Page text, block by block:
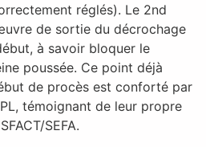
réglés). Le 2nd
de sortie du décrochage
à savoir bloquer le
poussée. Ce point déjà
de procès est conforté par
témoignant de leur propre
SEFA.